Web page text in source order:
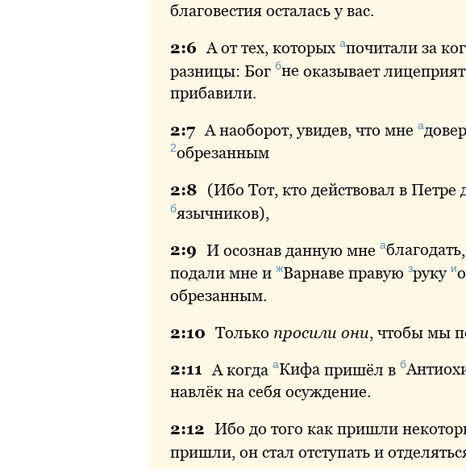
благовестия осталась у вас.
2:6 А от тех, которых апочитали за
разницы: Бог бне оказывает
прибавили.
2:7 А наоборот, увидев, что мне а
2обрезанным
2:8 (Ибо Тот, кто действовал в Петре
бязычников),
2:9 И осознав данную мне аблагодать,
подали мне и жВарнаве правую зруку и
обрезанным.
2:10 Только просили они, чтобы мы
2:11 А когда аКифа пришёл в б
навлёк на себя осуждение.
2:12 Ибо до того как пришли
пришли, он стал отступать и